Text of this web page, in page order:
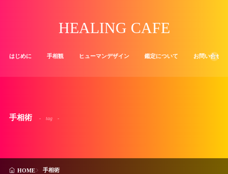
HEALING CAFE
はじめに 手相観 ヒューマンデザイン 鑑定について お問い合せ
手相術 tag
HOME 手相術